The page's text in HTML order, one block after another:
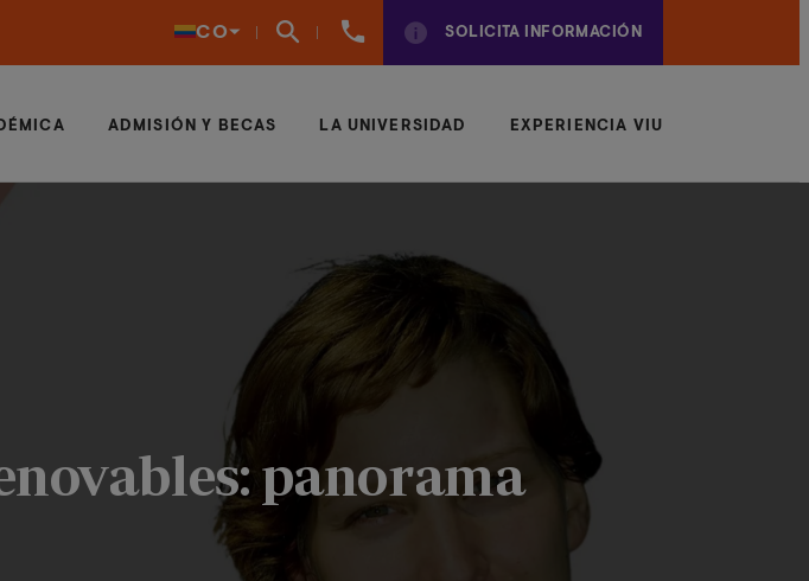
CO
(+57)
SOLICITA INFORMACIÓN
ADMISIÓN Y BECAS LA UNIVERSIDAD EXPERIENCIA VIU
panorama